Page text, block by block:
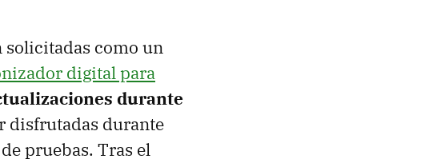
solicitadas como un
digital para
durante
disfrutadas durante
pruebas. Tras el